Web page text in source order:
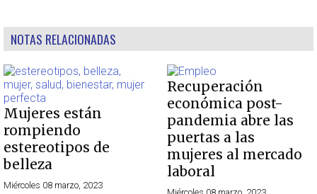
NOTAS RELACIONADAS
Mujeres están
rompiendo
estereotipos de
belleza
Miércoles 08 marzo, 2023
Recuperación
económica post-
pandemia abre las
puertas a las
mujeres al mercado
laboral